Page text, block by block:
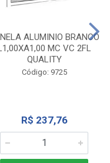
ALUMINIO BRANCO
MC VC 2FL
QUALITY
Código: 9725
R$ 237,76